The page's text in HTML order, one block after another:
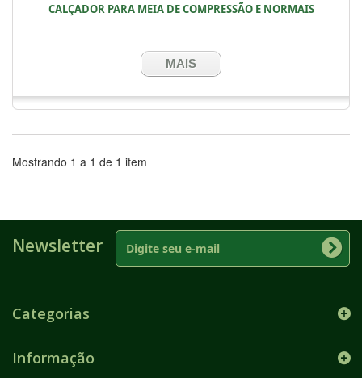
CALÇADOR PARA MEIA DE COMPRESSÃO E NORMAIS
MAIS
Mostrando 1 a 1 de 1 item
Newsletter
Categorias
Informação